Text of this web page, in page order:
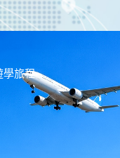
學旅程